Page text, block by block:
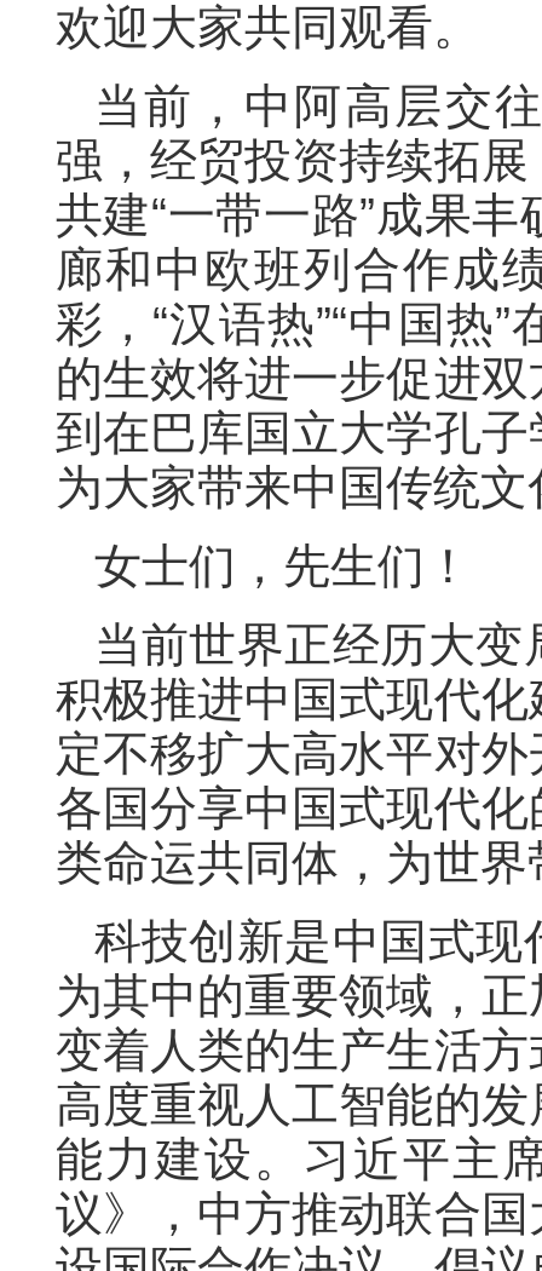
欢迎大家共同观看。
当前，中阿高层交
强，经贸投资持续拓
共建“一带一路”成果
廊和中欧班列合作成
彩，“汉语热”“中国热
的生效将进一步促进
到在巴库国立大学孔
为大家带来中国传统文
女士们，先生们！
当前世界正经历大
积极推进中国式现代
定不移扩大高水平对
各国分享中国式现代
类命运共同体，为世
科技创新是中国式
为其中的重要领域，
变着人类的生产生活
高度重视人工智能的
能力建设。习近平主
议》，中方推动联合